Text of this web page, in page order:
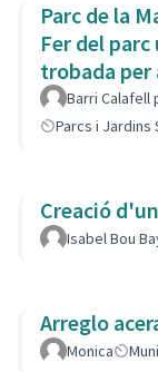
Parc de la
Fer del
trobada
barri.Barri Calafell
Parcs i Jardins
Creació
Isabel Bou
Arreglo
Monica